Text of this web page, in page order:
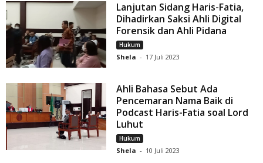
Lanjutan Sidang Haris-Fatia,
Dihadirkan Saksi Ahli Digital
Forensik dan Ahli Pidana
Hukum
Shela - 17 Juli 2023
Ahli Bahasa Sebut Ada
Pencemaran Nama Baik di
Podcast Haris-Fatia soal Lord
Luhut
Hukum
Shela - 10 Juli 2023